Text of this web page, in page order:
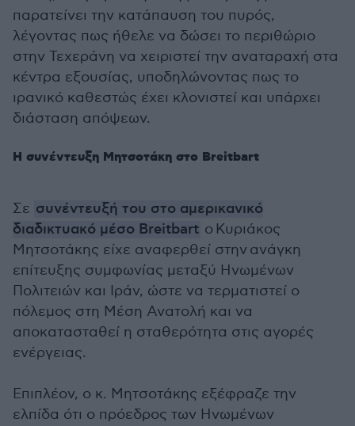
παρατείνει την κατάπαυση του πυρός,
λέγοντας πως ήθελε να δώσει το περιθώριο
στην Τεχεράνη να χειριστεί την αναταραχή στα
κέντρα εξουσίας, υποδηλώνοντας πως το
ιρανικό καθεστώς έχει κλονιστεί και υπάρχει
διάσταση απόψεων.
Η συνέντευξη Μητσοτάκη στο Breitbart
Σε συνέντευξή του στο αμερικανικό
διαδικτυακό μέσο Breitbart o Κυριάκος
Μητσοτάκης είχε αναφερθεί στην ανάγκη
επίτευξης συμφωνίας μεταξύ Ηνωμένων
Πολιτειών και Ιράν, ώστε να τερματιστεί ο
πόλεμος στη Μέση Ανατολή και να
αποκατασταθεί η σταθερότητα στις αγορές
ενέργειας.
Επιπλέον, ο κ. Μητσοτάκης εξέφραζε την
ελπίδα ότι ο πρόεδρος των Ηνωμένων